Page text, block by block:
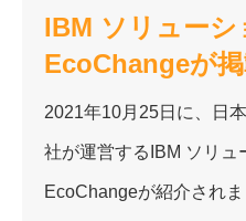
IBM ソリュー
EcoChangeが
2021年10月25日に、日
社が運営するIBM ソリュ
EcoChangeが紹介されま